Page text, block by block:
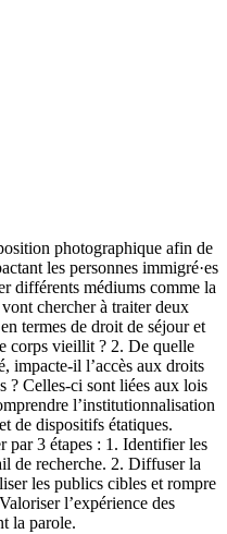
photographique afin de
les personnes immigré·es
différents médiums comme la
chercher à traiter deux
termes de droit de séjour et
corps vieillit ? 2. De quelle
impacte-il l’accès aux droits
? Celles-ci sont liées aux lois
l’institutionnalisation
de dispositifs étatiques.
par 3 étapes : 1. Identifier les
de recherche. 2. Diffuser la
les publics cibles et rompre
l’expérience des
la parole.